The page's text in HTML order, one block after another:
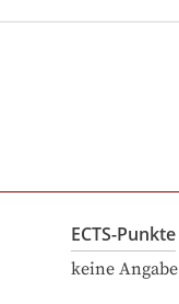
ECTS-Punkte
keine Angabe